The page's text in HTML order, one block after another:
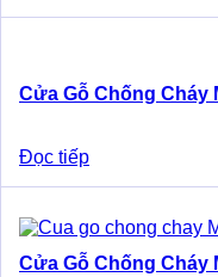
Cửa Gỗ Chống Cháy
Đọc tiếp
Cửa Gỗ Chống Cháy